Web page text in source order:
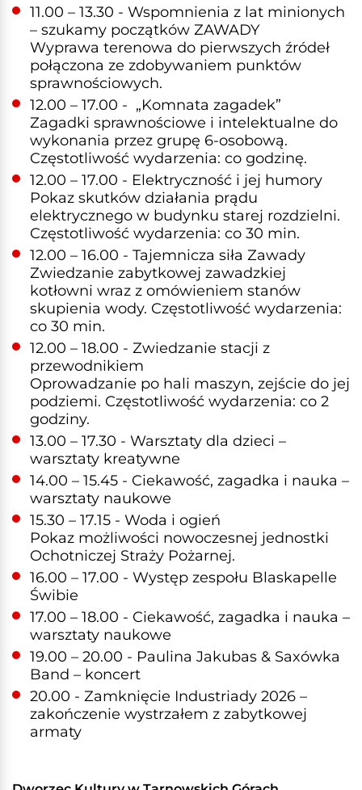
11.00 – 13.30 - Wspomnienia z lat minionych
– szukamy początków ZAWADY
Wyprawa terenowa do pierwszych źródeł
połączona ze zdobywaniem punktów
sprawnościowych.
12.00 – 17.00 - „Komnata zagadek”
Zagadki sprawnościowe i intelektualne do
wykonania przez grupę 6-osobową.
Częstotliwość wydarzenia: co godzinę.
12.00 – 17.00 - Elektryczność i jej humory
Pokaz skutków działania prądu
elektrycznego w budynku starej rozdzielni.
Częstotliwość wydarzenia: co 30 min.
12.00 – 16.00 - Tajemnicza siła Zawady
Zwiedzanie zabytkowej zawadzkiej
kotłowni wraz z omówieniem stanów
skupienia wody. Częstotliwość wydarzenia:
co 30 min.
12.00 – 18.00 - Zwiedzanie stacji z
przewodnikiem
Oprowadzanie po hali maszyn, zejście do jej
podziemi. Częstotliwość wydarzenia: co 2
godziny.
13.00 – 17.30 - Warsztaty dla dzieci –
warsztaty kreatywne
14.00 – 15.45 - Ciekawość, zagadka i nauka –
warsztaty naukowe
15.30 – 17.15 - Woda i ogień
Pokaz możliwości nowoczesnej jednostki
Ochotniczej Straży Pożarnej.
16.00 – 17.00 - Występ zespołu Blaskapelle
Świbie
17.00 – 18.00 - Ciekawość, zagadka i nauka –
warsztaty naukowe
19.00 – 20.00 - Paulina Jakubas & Saxówka
Band – koncert
20.00 - Zamknięcie Industriady 2026 –
zakończenie wystrzałem z zabytkowej
armaty